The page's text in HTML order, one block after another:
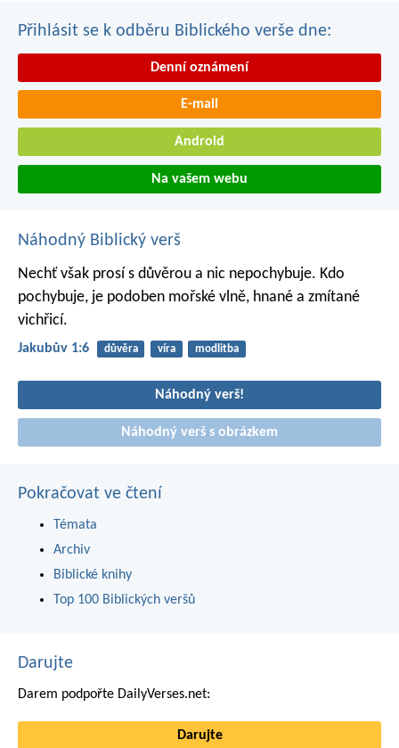
Přihlásit se k odběru Biblického verše dne:
Denní oznámení
E-mail
Android
Na vašem webu
Náhodný Biblický verš
Nechť však prosí s důvěrou a nic nepochybuje. Kdo
pochybuje, je podoben mořské vlně, hnané a zmítané
vichřicí.
Jakubův 1:6 důvěra víra modlitba
Náhodný verš!
Náhodný verš s obrázkem
Pokračovat ve čtení
Témata
Archiv
Biblické knihy
Top 100 Biblických veršů
Darujte
Darem podpořte DailyVerses.net:
Darujte